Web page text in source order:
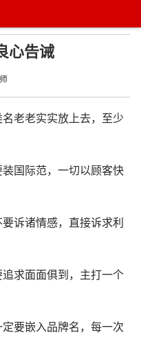
心告诫
老老实实放上去，至少
国际范，一切以顾客快
要诉诸情感，直接诉求利
求面面俱到，主打一个
要嵌入品牌名，每一次